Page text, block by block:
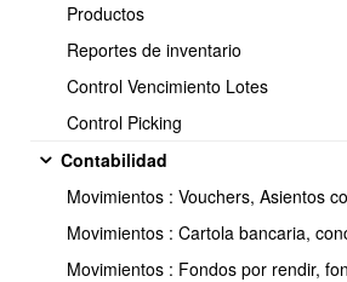
Productos
Reportes de inventario
Control Vencimiento Lotes
Control Picking
Contabilidad
Movimientos : Vouchers, Asientos
Movimientos : Cartola bancaria,
Movimientos : Fondos por rendir,
Descripción:
Modifica una orden existente permitiendo
fechas, referencias, responsable y
Características principales:
Recalcula consumos según nueva
Ajuste dinámico de la LdM (materiales).
Actualiza información general de la
produccion, editar, orden